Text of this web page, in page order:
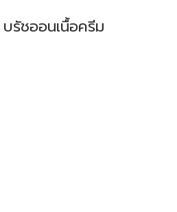
บรัชออนเนื้อครีม